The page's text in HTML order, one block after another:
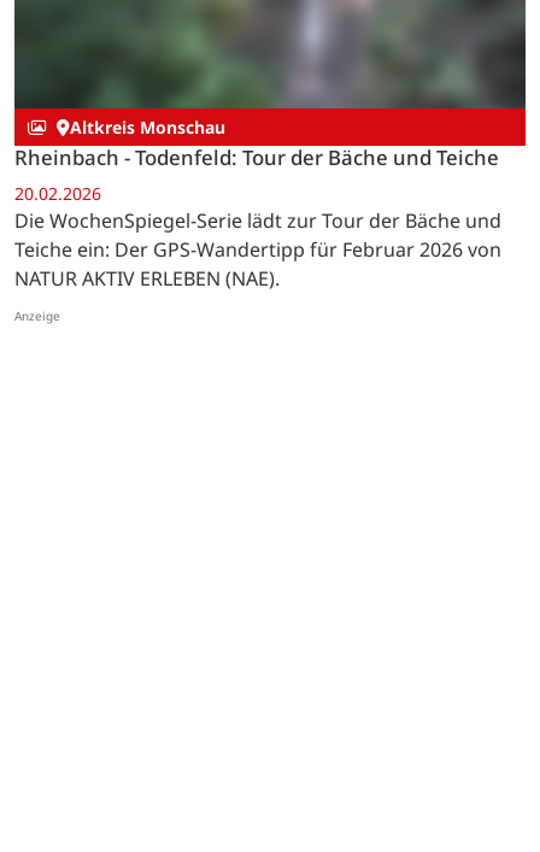
Altkreis Monschau
Rheinbach - Todenfeld: Tour der Bäche und Teiche
20.02.2026
Die WochenSpiegel-Serie lädt zur Tour der Bäche und
Teiche ein: Der GPS-Wandertipp für Februar 2026 von
NATUR AKTIV ERLEBEN (NAE).